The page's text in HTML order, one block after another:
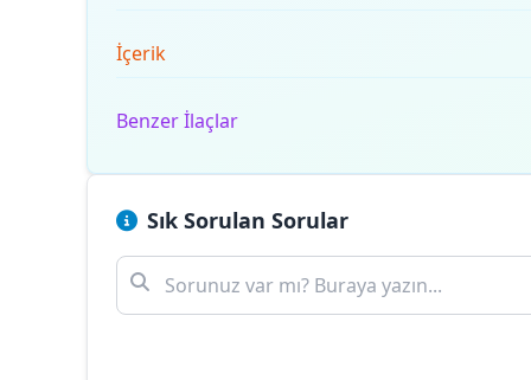
İçerik
Benzer İlaçlar
Sık Sorulan Sorular